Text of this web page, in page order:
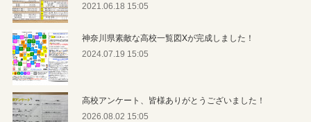
2021.06.18 15:05
神奈川県素敵な高校一覧図Xが完成しました！
2024.07.19 15:05
高校アンケート、皆様ありがとうございました！
2026.08.02 15:05